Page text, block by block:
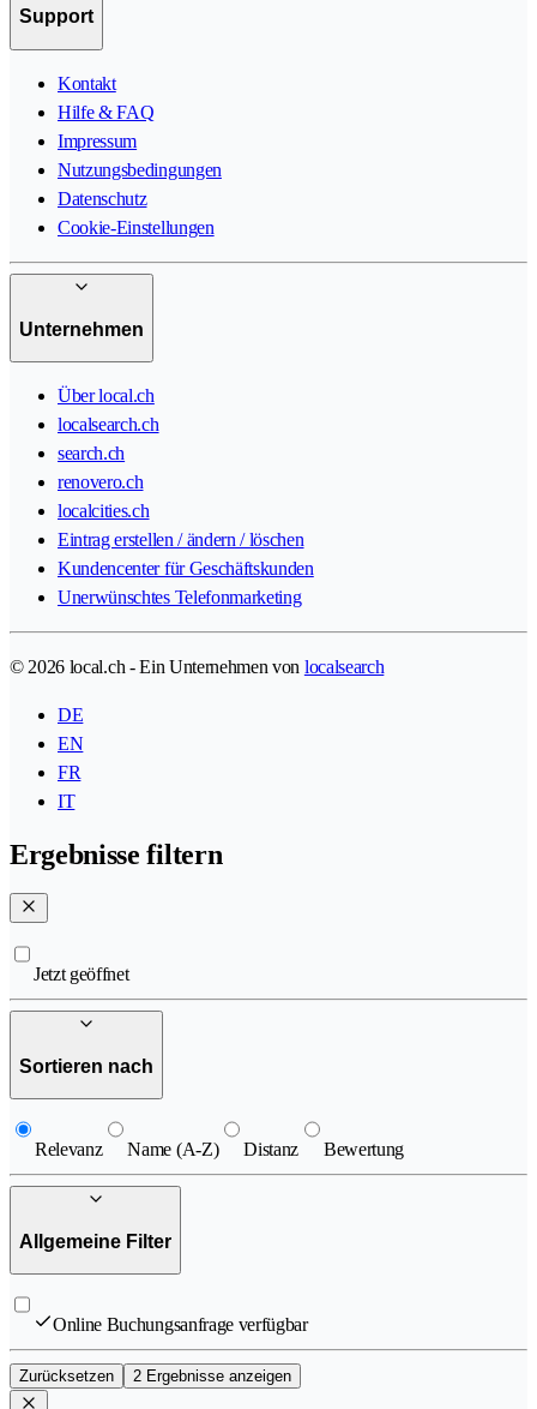
Support
Kontakt
Hilfe & FAQ
Impressum
Nutzungsbedingungen
Datenschutz
Cookie-Einstellungen
Unternehmen
Über local.ch
localsearch.ch
search.ch
renovero.ch
localcities.ch
Eintrag erstellen / ändern / löschen
Kundencenter für Geschäftskunden
Unerwünschtes Telefonmarketing
© 2026 local.ch - Ein Unternehmen von localsearch
DE
EN
FR
IT
Ergebnisse filtern
Jetzt geöffnet
Sortieren nach
Relevanz Name (A-Z) Distanz Bewertung
Allgemeine Filter
Online Buchungsanfrage verfügbar
Zurücksetzen 2 Ergebnisse anzeigen